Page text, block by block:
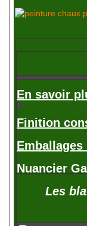
En savoir
Finition
Nuancier
Les